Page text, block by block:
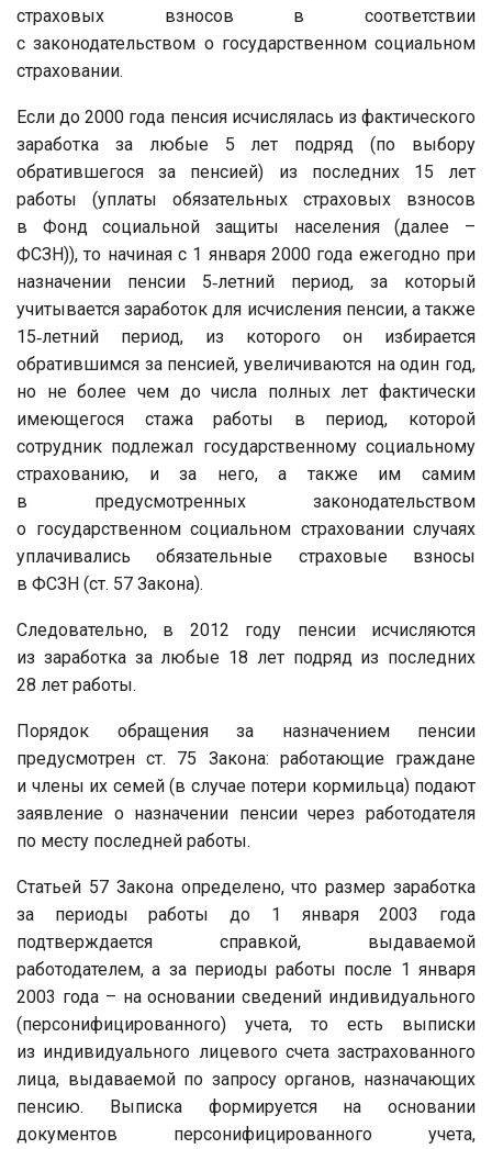
страховых взносов в соответствии
с законодательством о государственном социальном
страховании.
Если до 2000 года пенсия исчислялась из фактического
заработка за любые 5 лет подряд (по выбору
обратившегося за пенсией) из последних 15 лет
работы (уплаты обязательных страховых взносов
в Фонд социальной защиты населения (далее –
ФСЗН)), то начиная с 1 января 2000 года ежегодно при
назначении пенсии 5‑летний период, за который
учитывается заработок для исчисления пенсии, а также
15‑летний период, из которого он избирается
обратившимся за пенсией, увеличиваются на один год,
но не более чем до числа полных лет фактически
имеющегося стажа работы в период, которой
сотрудник подлежал государственному социальному
страхованию, и за него, а также им самим
в предусмотренных законодательством
о государственном социальном страховании случаях
уплачивались обязательные страховые взносы
в ФСЗН (ст. 57 Закона).
Следовательно, в 2012 году пенсии исчисляются
из заработка за любые 18 лет подряд из последних
28 лет работы.
Порядок обращения за назначением пенсии
предусмотрен ст. 75 Закона: работающие граждане
и члены их семей (в случае потери кормильца) подают
заявление о назначении пенсии через работодателя
по месту последней работы.
Статьей 57 Закона определено, что размер заработка
за периоды работы до 1 января 2003 года
подтверждается справкой, выдаваемой
работодателем, а за периоды работы после 1 января
2003 года – на основании сведений индивидуального
(персонифицированного) учета, то есть выписки
из индивидуального лицевого счета застрахованного
лица, выдаваемой по запросу органов, назначающих
пенсию. Выписка формируется на основании
документов персонифицированного учета,